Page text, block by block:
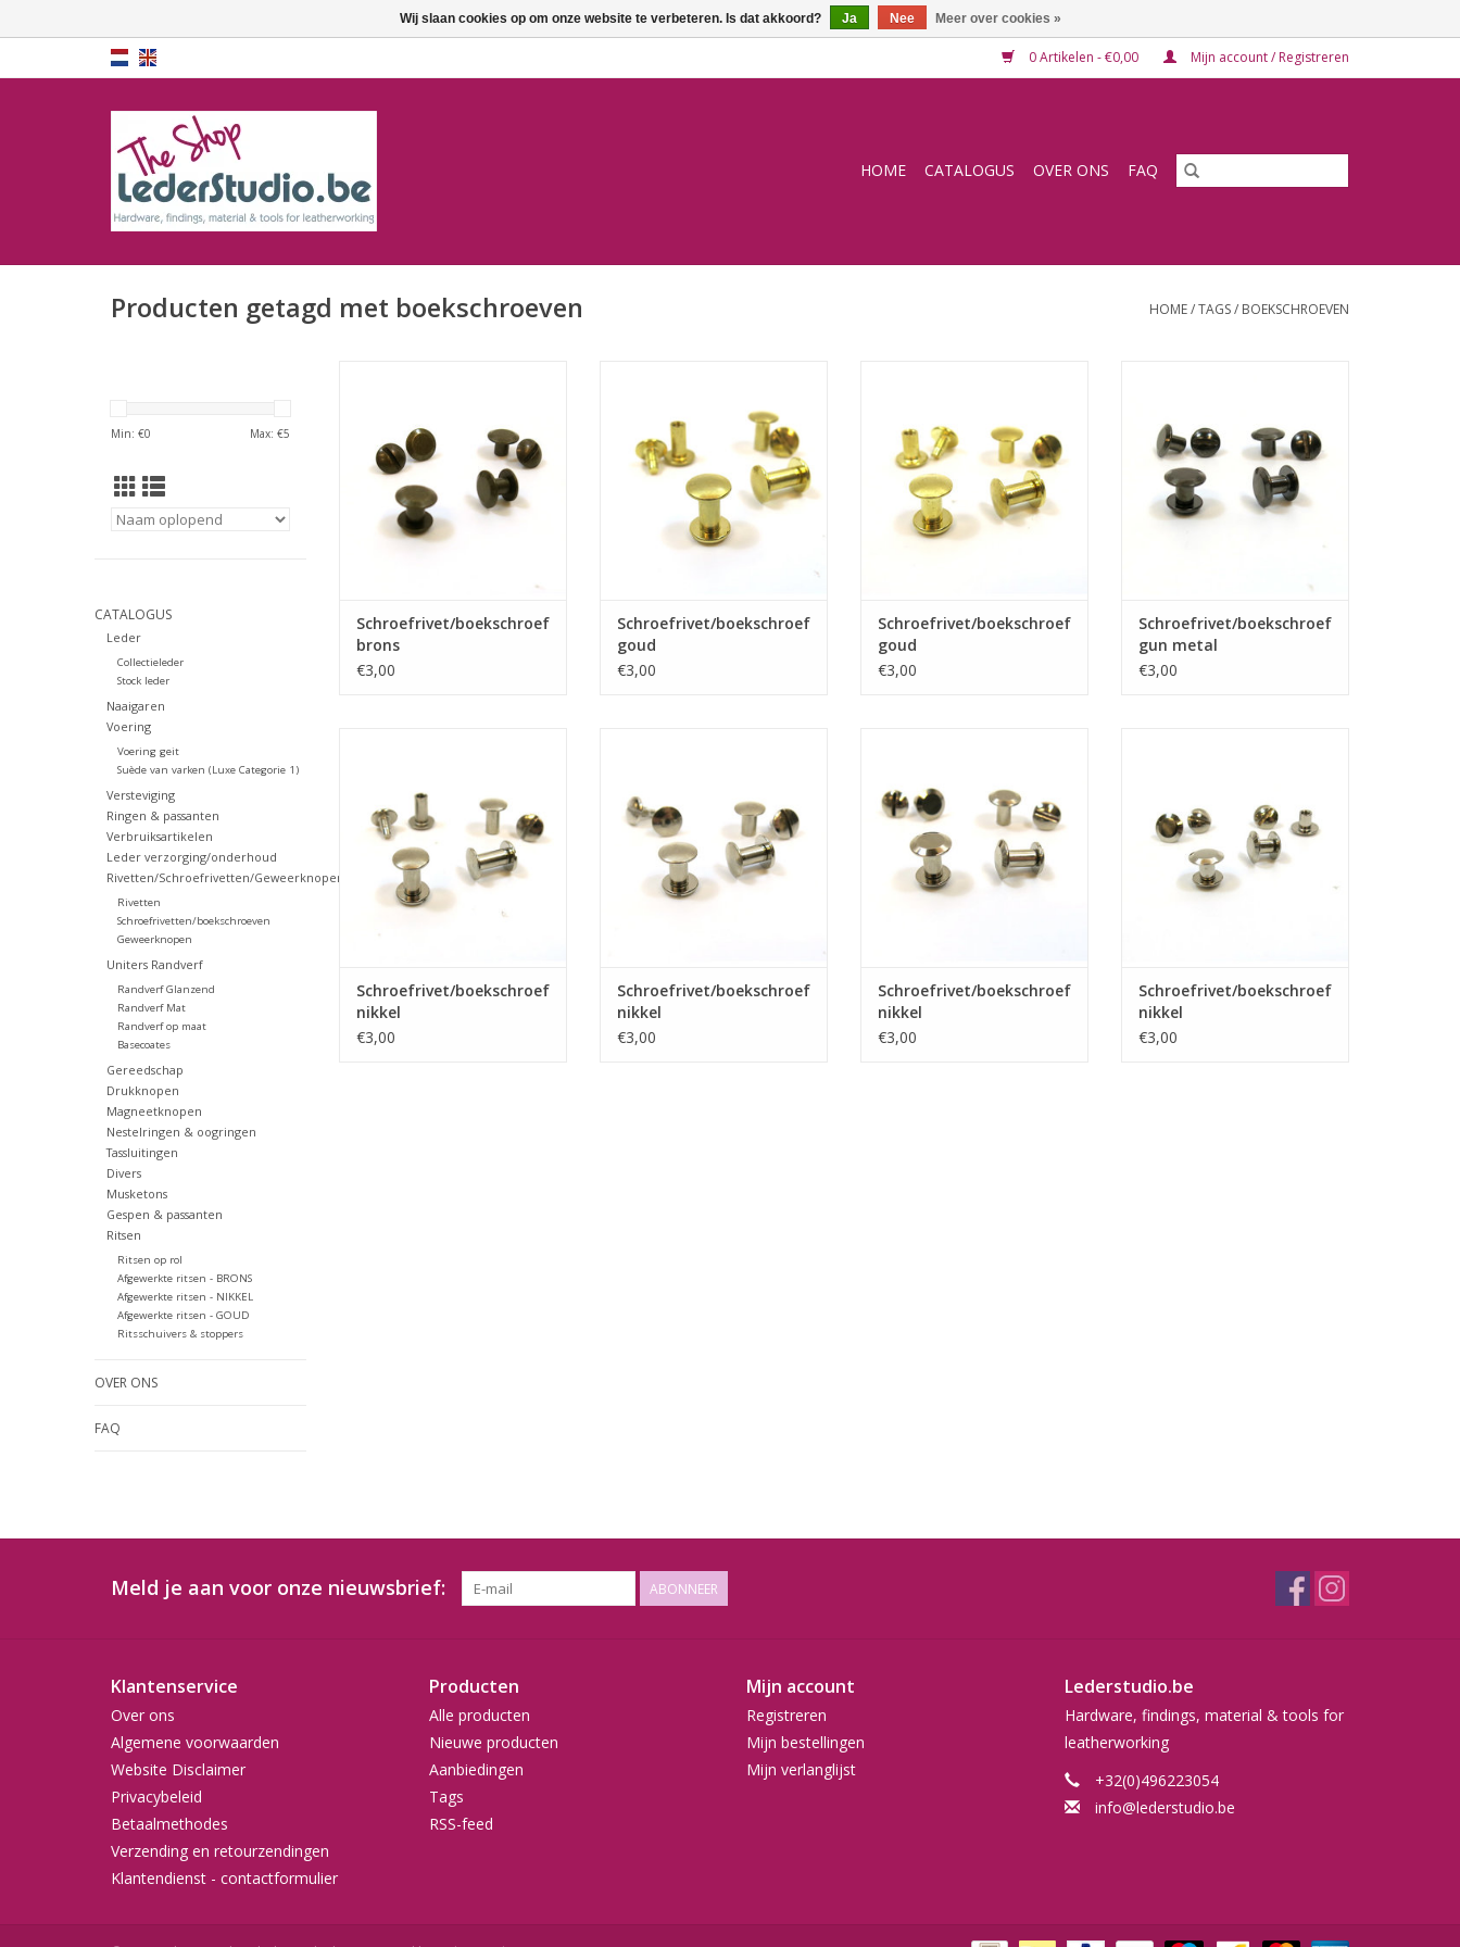
0 Artikelen - €0,00 Mijn account / Registreren
HOME CATALOGUS OVER ONS FAQ
Producten getagd met boekschroeven HOME/TAGS/ BOEKSCHROEVEN
Min: €0 Max: €5
CATALOGUS
Leder
Collectieleder
Stock leder
Naaigaren
Voering
Voering geit
Suède van varken (Luxe Categorie 1)
Versteviging
Ringen & passanten
Verbruiksartikelen
Leder verzorging/onderhoud
Rivetten/Schroefrivetten/Geweerknopen
Rivetten
Schroefrivetten/boekschroeven
Geweerknopen
Uniters Randverf
Randverf Glanzend
Randverf Mat
Randverf op maat
Basecoates
Gereedschap
Drukknopen
Magneetknopen
Nestelringen & oogringen
Tassluitingen
Divers
Musketons
Gespen & passanten
Ritsen
Ritsen op rol
Afgewerkte ritsen - BRONS
Afgewerkte ritsen - NIKKEL
Afgewerkte ritsen - GOUD
Ritsschuivers & stoppers
OVER ONS
FAQ
Schroefrivet/boekschroef
brons
€3,00
Schroefrivet/boekschroef
goud
€3,00
Schroefrivet/boekschroef
goud
€3,00
TOEVOEGEN AAN WINKELWAGEN
Schroefrivet/boekschroef
gun metal
€3,00
Schroefrivet/boekschroef
nikkel
€3,00
Schroefrivet/boekschroef
nikkel
€3,00
Schroefrivet/boekschroef
nikkel
€3,00
Schroefrivet/boekschroef
nikkel
€3,00
Meld je aan voor onze nieuwsbrief: ABONNEER
Klantenservice
Over ons
Algemene voorwaarden
Website Disclaimer
Privacybeleid
Betaalmethodes
Verzending en retourzendingen
Klantendienst - contactformulier
Producten
Alle producten
Nieuwe producten
Aanbiedingen
Tags
RSS-feed
Mijn account
Registreren
Mijn bestellingen
Mijn verlanglijst
Lederstudio.be
Hardware, findings, material & tools for
leatherworking
+32(0)496223054
info@lederstudio.be
Wij slaan cookies op om onze website te verbeteren. Is dat akkoord? Ja Nee Meer over cookies »